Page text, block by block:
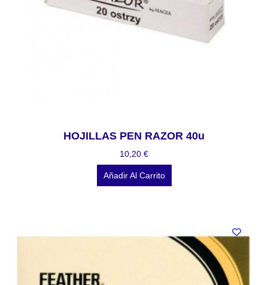
HOJILLAS PEN RAZOR 40u
10,20 €
Añadir Al Carrito